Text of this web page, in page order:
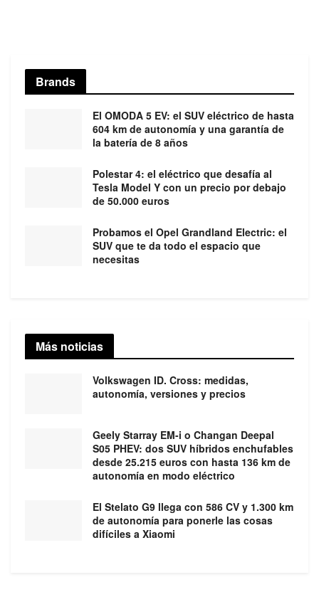
Brands
El OMODA 5 EV: el SUV eléctrico de hasta
604 km de autonomía y una garantía de
la batería de 8 años
Polestar 4: el eléctrico que desafía al
Tesla Model Y con un precio por debajo
de 50.000 euros
Probamos el Opel Grandland Electric: el
SUV que te da todo el espacio que
necesitas
Más noticias
Volkswagen ID. Cross: medidas,
autonomía, versiones y precios
Geely Starray EM-i o Changan Deepal
S05 PHEV: dos SUV híbridos enchufables
desde 25.215 euros con hasta 136 km de
autonomía en modo eléctrico
El Stelato G9 llega con 586 CV y 1.300 km
de autonomía para ponerle las cosas
difíciles a Xiaomi